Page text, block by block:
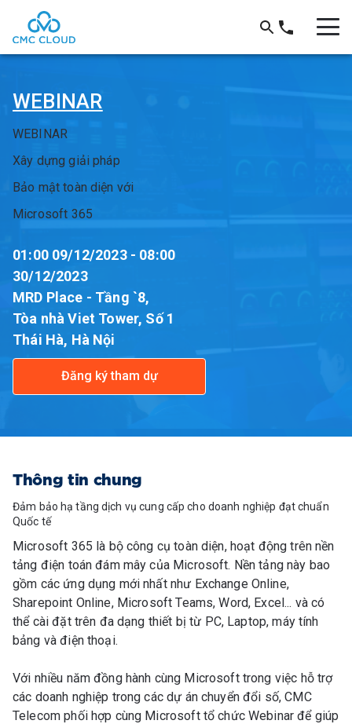
WEBINAR
WEBINAR
Xây dựng giải pháp
Bảo mật toàn diện với
Microsoft 365
01:00 09/12/2023 - 08:00
30/12/2023
MRD Place - Tầng `8,
Tòa nhà Viet Tower, Số 1
Thái Hà, Hà Nội
Đăng ký tham dự
Thông tin chung
Đảm bảo hạ tầng dịch vụ cung cấp cho doanh nghiệp đạt chuẩn
Quốc tế
Microsoft 365 là bộ công cụ toàn diện, hoạt động trên nền
tảng điện toán đám mây của Microsoft. Nền tảng này bao
gồm các ứng dụng mới nhất như Exchange Online,
Sharepoint Online, Microsoft Teams, Word, Excel... và có
thể cài đặt trên đa dạng thiết bị từ PC, Laptop, máy tính
bảng và điện thoại.
Với nhiều năm đồng hành cùng Microsoft trong việc hỗ trợ
các doanh nghiệp trong các dự án chuyển đổi số, CMC
Telecom phối hợp cùng Microsoft tổ chức Webinar để giúp